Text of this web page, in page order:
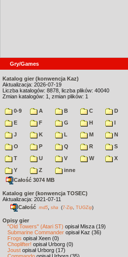
Gry/Games
Katalog gier (konwencja Kaz)
Aktualizacja: 2026-07-19
Liczba katalogów: 8878, liczba plików: 40040
Zmian katalogów: 1, zmian plików: 1
0-9 A B C
D
E
F G H
I
J
K L M
N
O
P Q R
S
T
U V W
X
Y
Z
inne
Całość 3074 MB
Katalog gier (konwencja TOSEC)
Aktualizacja: 2021-07-11
Całość md5 sha (7-Zip TUGZip)
Opisy gier
"Old Towers" (Atari ST) opisał Misza (19)
Submarine Commander opisał Kaz (36)
Frogs opisał Xeen (0)
Choplifter! opisał Urborg (0)
Joust opisał Urborg (17)